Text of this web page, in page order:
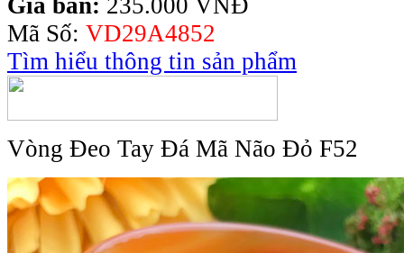
Mã Số: VD29A4852
Tìm hiểu thông tin sản phẩm
Vòng Đeo Tay Đá Mã Não Đỏ F52